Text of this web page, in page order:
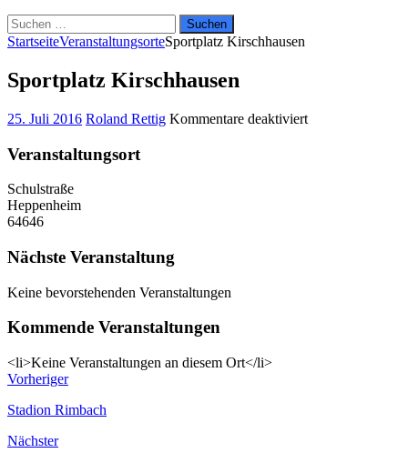
Suchen
nach:
StartseiteVeranstaltungsorteSportplatz Kirschhausen
Sportplatz Kirschhausen
25. Juli 2016 Roland Rettig Kommentare deaktiviertfür
Veranstaltungsort
Schulstraße
Heppenheim
64646
Nächste Veranstaltung
Keine bevorstehenden Veranstaltungen
Kommende Veranstaltungen
<li>Keine Veranstaltungen an diesem Ort</li>
Vorheriger
Stadion Rimbach
Nächster